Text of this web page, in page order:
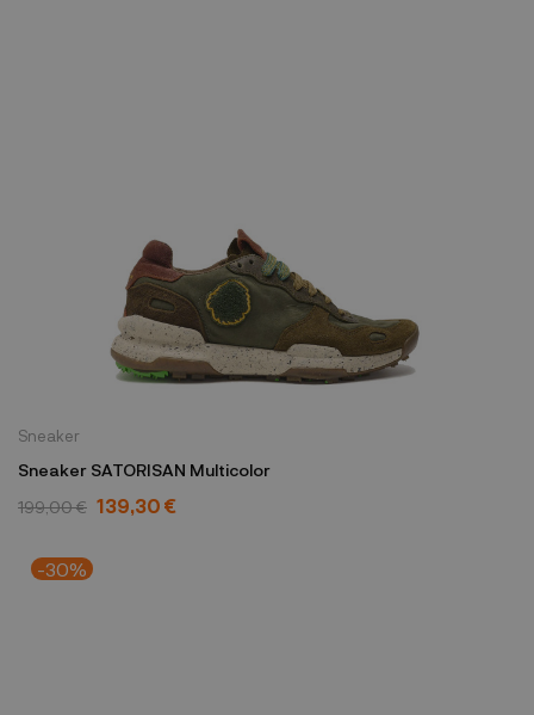
Sneaker
Sneaker SATORISAN Multicolor
199,00 € 139,30 €
-30%